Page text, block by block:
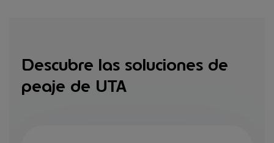
Descubre las soluciones de
peaje de UTA